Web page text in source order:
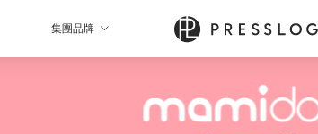
集團品牌